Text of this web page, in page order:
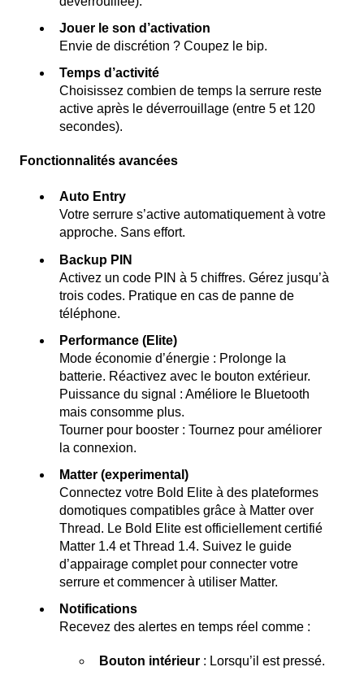
Jouer le son d’activation
Envie de discrétion ? Coupez le bip.
Temps d’activité
Choisissez combien de temps la serrure reste
active après le déverrouillage (entre 5 et 120
secondes).
Fonctionnalités avancées
Auto Entry
Votre serrure s’active automatiquement à votre
approche. Sans effort.
Backup PIN
Activez un code PIN à 5 chiffres. Gérez jusqu’à
trois codes. Pratique en cas de panne de
téléphone.
Performance (Elite)
Mode économie d’énergie : Prolonge la
batterie. Réactivez avec le bouton extérieur.
Puissance du signal : Améliore le Bluetooth
mais consomme plus.
Tourner pour booster : Tournez pour améliorer
la connexion.
Matter (experimental)
Connectez votre Bold Elite à des plateformes
domotiques compatibles grâce à Matter over
Thread. Le Bold Elite est officiellement certifié
Matter 1.4 et Thread 1.4. Suivez le guide
d’appairage complet pour connecter votre
serrure et commencer à utiliser Matter.
Notifications
Recevez des alertes en temps réel comme :
Bouton intérieur : Lorsqu’il est pressé.